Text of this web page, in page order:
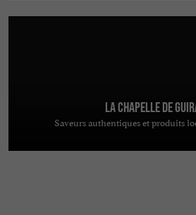
La Chapelle de
Saveurs authentiques et produits